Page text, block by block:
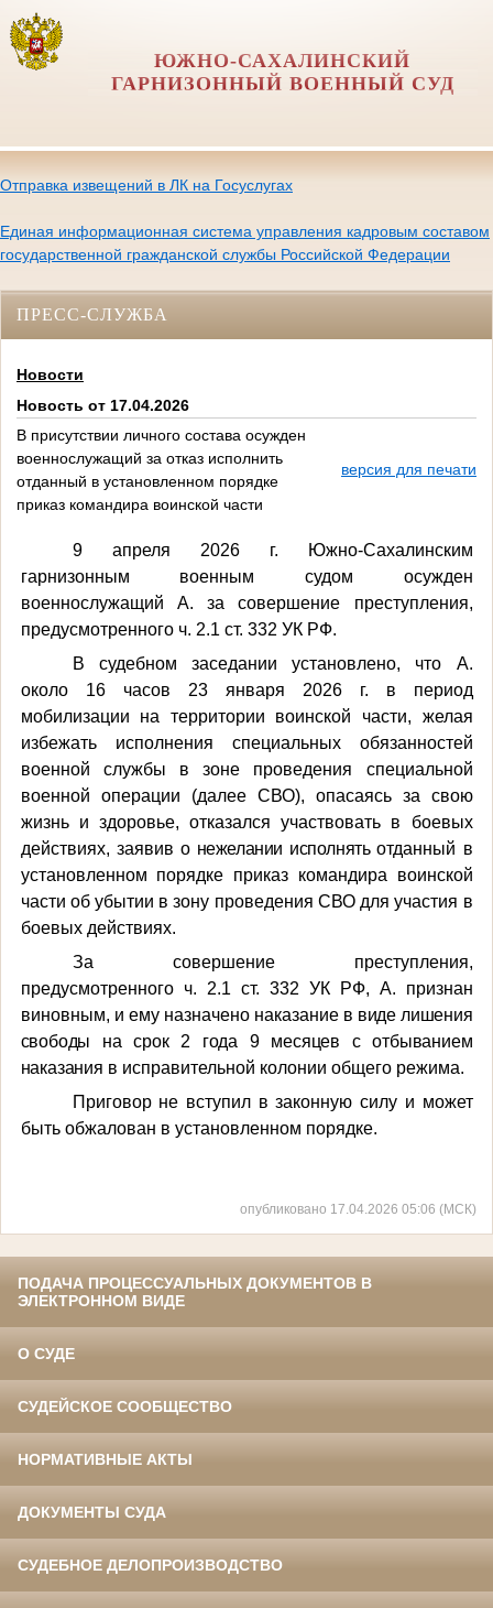
ЮЖНО-САХАЛИНСКИЙ
ГАРНИЗОННЫЙ ВОЕННЫЙ СУД
Отправка извещений в ЛК на Госуслугах
Единая информационная система управления кадровым составом
государственной гражданской службы Российской Федерации
ПРЕСС-СЛУЖБА
Новости
Новость от 17.04.2026
В присутствии личного состава осужден
военнослужащий за отказ исполнить
отданный в установленном порядке
приказ командира воинской части
версия для печати
9 апреля 2026 г. Южно-Сахалинским
гарнизонным военным судом осужден
военнослужащий А. за совершение преступления,
предусмотренного ч. 2.1 ст. 332 УК РФ.
В судебном заседании установлено, что А.
около 16 часов 23 января 2026 г. в период
мобилизации на территории воинской части, желая
избежать исполнения специальных обязанностей
военной службы в зоне проведения специальной
военной операции (далее СВО), опасаясь за свою
жизнь и здоровье, отказался участвовать в боевых
действиях, заявиво нежелании исполнятьотданный в
установленном порядке приказ командира воинской
части об убытии в зону проведения СВО для участия в
боевых действиях.
За совершение преступления,
предусмотренного ч. 2.1 ст. 332 УК РФ, А. признан
виновным, и ему назначено наказание в виде лишения
свободы на срок 2 года 9 месяцев с отбыванием
наказания в исправительной колонии общего режима.
Приговор не вступил в законную силу и может
быть обжалован в установленном порядке.
опубликовано 17.04.2026 05:06 (МСК)
ПОДАЧА ПРОЦЕССУАЛЬНЫХ ДОКУМЕНТОВ В
ЭЛЕКТРОННОМ ВИДЕ
О СУДЕ
СУДЕЙСКОЕ СООБЩЕСТВО
НОРМАТИВНЫЕ АКТЫ
ДОКУМЕНТЫ СУДА
СУДЕБНОЕ ДЕЛОПРОИЗВОДСТВО